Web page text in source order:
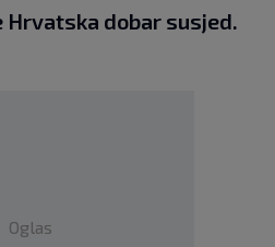
Hrvatska dobar susjed.
Oglas